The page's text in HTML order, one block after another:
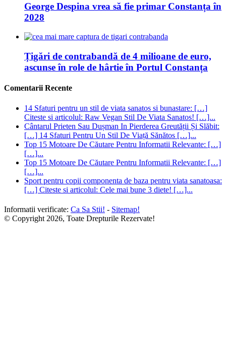
George Despina vrea să fie primar Constanța în
2028
Țigări de contrabandă de 4 milioane de euro,
ascunse în role de hârtie în Portul Constanța
Comentarii Recente
14 Sfaturi pentru un stil de viata sanatos si bunastare: […]
Citeste si articolul: Raw Vegan Stil De Viata Sanatos! […]...
Cântarul Prieten Sau Dușman In Pierderea Greutății Și Slăbit:
[…] 14 Sfaturi Pentru Un Stil De Viață Sănătos […]...
Top 15 Motoare De Căutare Pentru Informatii Relevante: […]
[…]...
Top 15 Motoare De Căutare Pentru Informatii Relevante: […]
[…]...
Sport pentru copii componenta de baza pentru viata sanatoasa:
[…] Citeste si articolul: Cele mai bune 3 diete! […]...
Informatii verificate: Ca Sa Stii! - Sitemap!
© Copyright 2026, Toate Drepturile Rezervate!